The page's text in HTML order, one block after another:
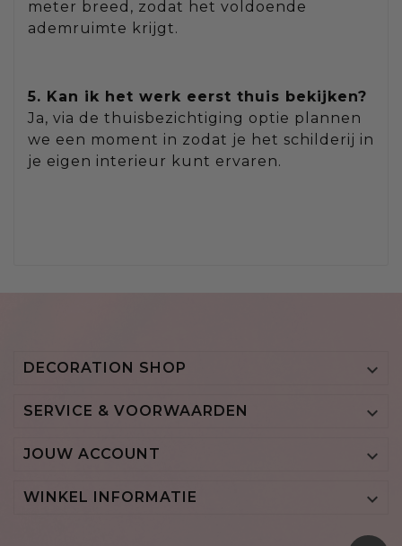
meter breed, zodat het voldoende
ademruimte krijgt.
5. Kan ik het werk eerst thuis bekijken?
Ja, via de thuisbezichtiging optie plannen
we een moment in zodat je het schilderij in
je eigen interieur kunt ervaren.
DECORATION SHOP 
SERVICE & VOORWAARDEN 
JOUW ACCOUNT 
WINKEL INFORMATIE 